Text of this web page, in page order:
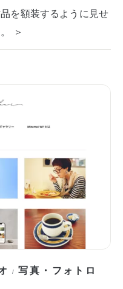
を額装するように見せ
＞
/写真・フォトロ